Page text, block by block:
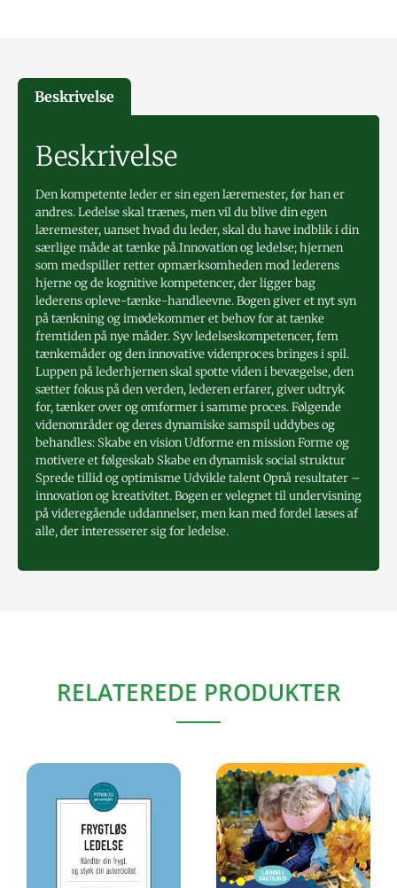
Beskrivelse
Beskrivelse
Den kompetente leder er sin egen læremester, før han er
andres. Ledelse skal trænes, men vil du blive din egen
læremester, uanset hvad du leder, skal du have indblik i din
særlige måde at tænke på.Innovation og ledelse; hjernen
som medspiller retter opmærksomheden mod lederens
hjerne og de kognitive kompetencer, der ligger bag
lederens opleve-tænke-handleevne. Bogen giver et nyt syn
på tænkning og imødekommer et behov for at tænke
fremtiden på nye måder. Syv ledelseskompetencer, fem
tænkemåder og den innovative videnproces bringes i spil.
Luppen på lederhjernen skal spotte viden i bevægelse, den
sætter fokus på den verden, lederen erfarer, giver udtryk
for, tænker over og omformer i samme proces. Følgende
videnområder og deres dynamiske samspil uddybes og
behandles: Skabe en vision Udforme en mission Forme og
motivere et følgeskab Skabe en dynamisk social struktur
Sprede tillid og optimisme Udvikle talent Opnå resultater –
innovation og kreativitet. Bogen er velegnet til undervisning
på videregående uddannelser, men kan med fordel læses af
alle, der interesserer sig for ledelse.
RELATEREDE PRODUKTER